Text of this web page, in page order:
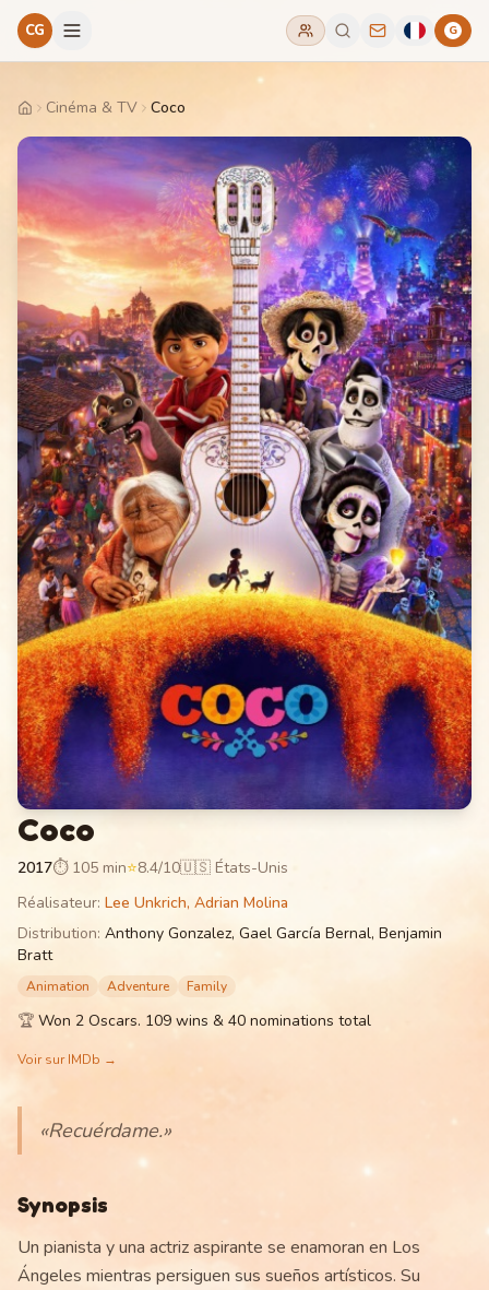
CG G
HomeCinéma & TV Coco
Coco
2017⏱ 105 min⭐8.4/10🇺🇸 États-Unis
Réalisateur: Lee Unkrich, Adrian Molina
Distribution: Anthony Gonzalez, Gael García Bernal, Benjamin
Bratt
Animation Adventure Family
🏆 Won 2 Oscars. 109 wins & 40 nominations total
Voir sur IMDb →
«Recuérdame.»
Synopsis
Un pianista y una actriz aspirante se enamoran en Los
Ángeles mientras persiguen sus sueños artísticos. Su